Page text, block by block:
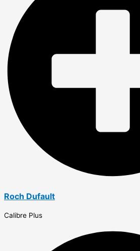
Roch Dufault
Calibre Plus